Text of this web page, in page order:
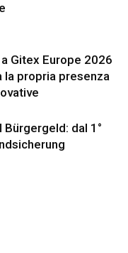
Gitex Europe 2026
la propria presenza
dal 1°